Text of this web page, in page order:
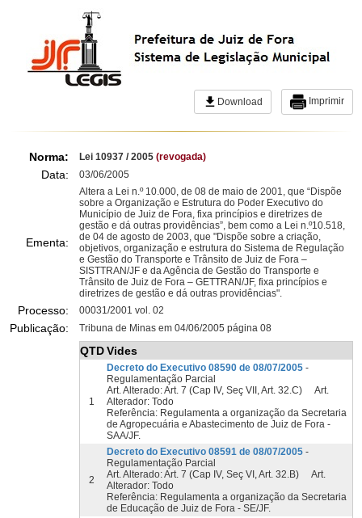
Download Imprimir
Norma: Lei 10937 / 2005 (revogada)
Data: 03/06/2005
Ementa:
Altera a Lei n.º 10.000, de 08 de maio de 2001, que “Dispõe
sobre a Organização e Estrutura do Poder Executivo do
Município de Juiz de Fora, fixa princípios e diretrizes de
gestão e dá outras providências”, bem como a Lei n.º10.518,
de 04 de agosto de 2003, que "Dispõe sobre a criação,
objetivos, organização e estrutura do Sistema de Regulação
e Gestão do Transporte e Trânsito de Juiz de Fora –
SISTTRAN/JF e da Agência de Gestão do Transporte e
Trânsito de Juiz de Fora – GETTRAN/JF, fixa princípios e
diretrizes de gestão e dá outras providências".
Processo: 00031/2001 vol. 02
Publicação: Tribuna de Minas em 04/06/2005 página 08
QTD Vides
1
Decreto do Executivo 08590 de 08/07/2005-
Regulamentação Parcial
Art. Alterado: Art. 7 (Cap IV, Seç VII, Art. 32.C) Art.
Alterador: Todo
Referência: Regulamenta a organização da Secretaria
de Agropecuária e Abastecimento de Juiz de Fora -
SAA/JF.
2
Decreto do Executivo 08591 de 08/07/2005-
Regulamentação Parcial
Art. Alterado: Art. 7 (Cap IV, Seç VI, Art. 32.B) Art.
Alterador: Todo
Referência: Regulamenta a organização da Secretaria
de Educação de Juiz de Fora - SE/JF.